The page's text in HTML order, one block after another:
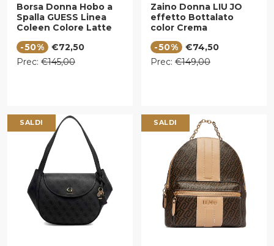
Borsa Donna Hobo a
Spalla GUESS Linea
Coleen Colore Latte
-50%
Prezzo di vendita
€72,50
Prezzo regolare
Prec: €145,00
Zaino Donna LIU JO
effetto Bottalato
color Crema
-50%
Prezzo di vendita
€74,50
Prezzo regolare
Prec: €149,00
SALDI SALDI